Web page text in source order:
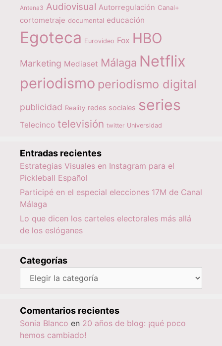
Antena3 Audiovisual Autorregulación Canal+
cortometraje documental educación
Egoteca Eurovideo Fox HBO
Marketing Mediaset Málaga Netflix
periodismo periodismo digital
publicidad Reality redes sociales series
Telecinco televisión twitter Universidad
Entradas recientes
Estrategias Visuales en Instagram para el
Pickleball Español
Participé en el especial elecciones 17M de Canal
Málaga
Lo que dicen los carteles electorales más allá
de los eslóganes
Categorías
Comentarios recientes
Sonia Blanco en 20 años de blog: ¡qué poco
hemos cambiado!